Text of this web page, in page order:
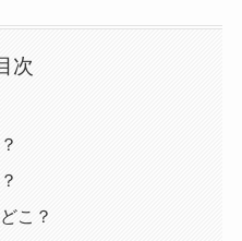
次
こ？